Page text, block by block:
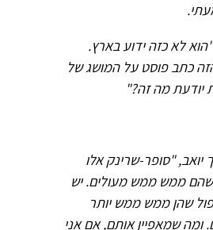
לא כזה ידוע בארץ.
כתב פוסט על המושג של
יודעת מה זה?"
יואב, "סופר-שרינק אלו
ממש ממש מעולים. יש
שהן ממש ממש יותר
ומה שמאפיין אותם, אם אני